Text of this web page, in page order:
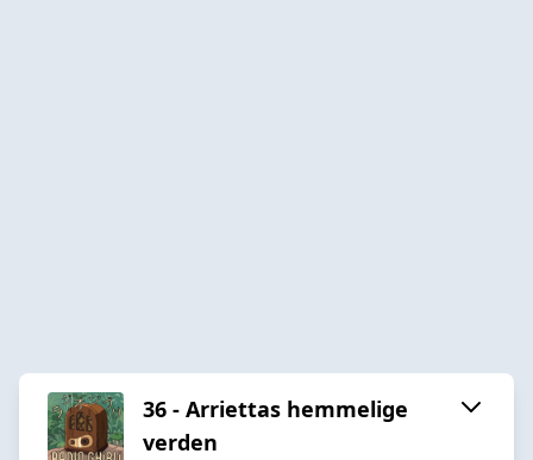
36 - Arriettas hemmelige
verden